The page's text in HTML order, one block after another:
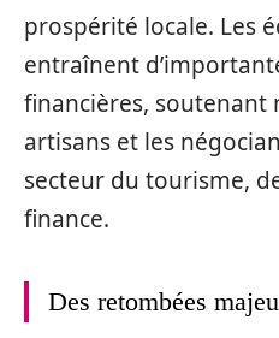
prospérité locale. Les
entraînent
financières, soutenant
artisans et les
secteur du tourisme,
finance.
Des retombées